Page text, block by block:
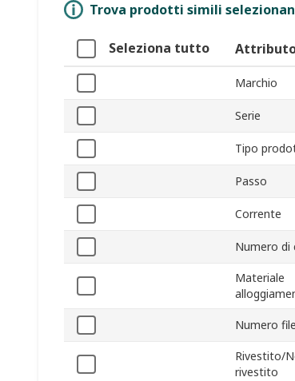
Trova prodotti simili
Seleziona tutto
Marchio
Serie
Tipo
Passo
Corrente
Numero
Materiale
Numero file
Rivestito/
rivestito